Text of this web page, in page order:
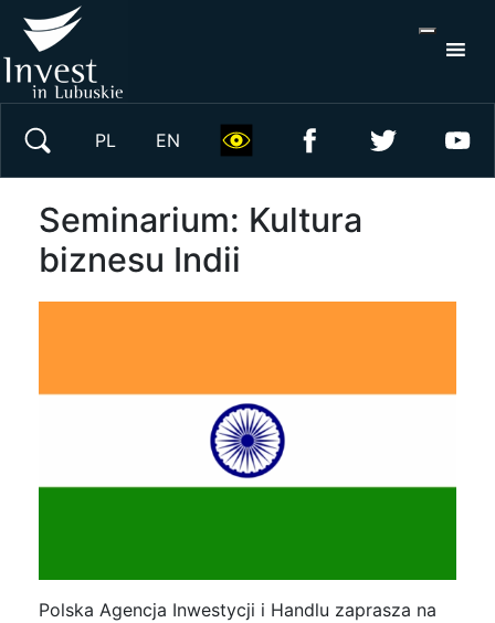
PL EN
Seminarium: Kultura
biznesu Indii
Polska Agencja Inwestycji i Handlu zaprasza na
Wyszukaj w serwisie